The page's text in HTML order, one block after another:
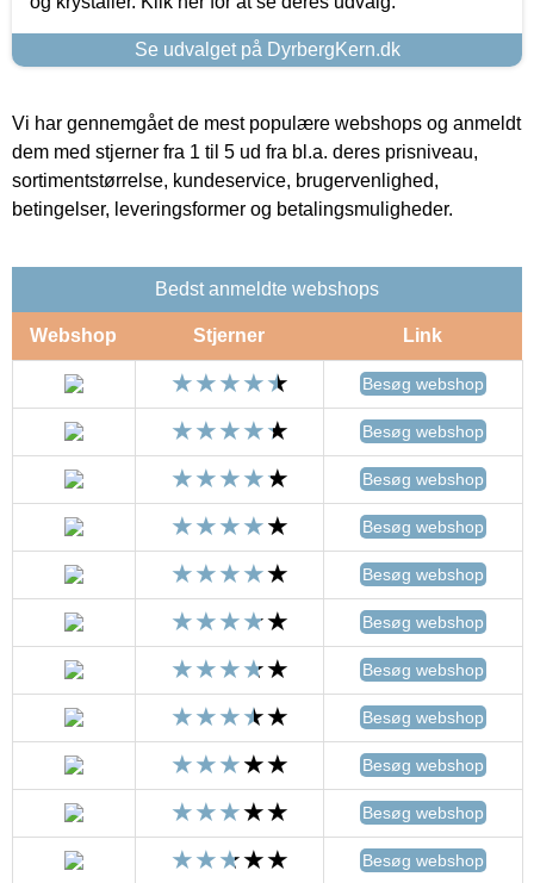
Se udvalget på DyrbergKern.dk
Vi har gennemgået de mest populære webshops og anmeldt
dem med stjerner fra 1 til 5 ud fra bl.a. deres prisniveau,
sortimentstørrelse, kundeservice, brugervenlighed,
betingelser, leveringsformer og betalingsmuligheder.
Bedst anmeldte webshops
Webshop Stjerner Link
Besøg webshop
Besøg webshop
Besøg webshop
Besøg webshop
Besøg webshop
Besøg webshop
Besøg webshop
Besøg webshop
Besøg webshop
Besøg webshop
Besøg webshop